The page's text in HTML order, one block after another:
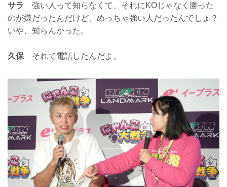
サラ
強い人って知らなくて、それにKOじゃなく勝った
のが嫌だったんだけど、めっちゃ強い人だったんでしょ？
いや、知らんかった。
久保 それで電話したんだよ。